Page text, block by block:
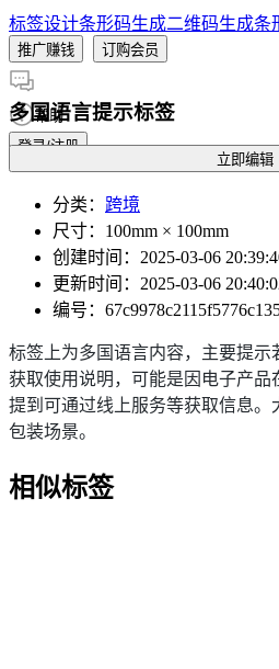
标签设计条形码生成二维码生成条
推广赚钱 订购会员
帮助
登录/注册
多国语言提示标签
立即编辑
分类 ： 跨境
尺寸：100mm × 100mm
创建时间 ：2025-03-06
更新时间 ：2025-03-06
编号 ：
标签上为多国语言内容，主要提
获取使用说明，可能是因电子产
提到可通过线上服务等获取信息
包装场景。
相似标签